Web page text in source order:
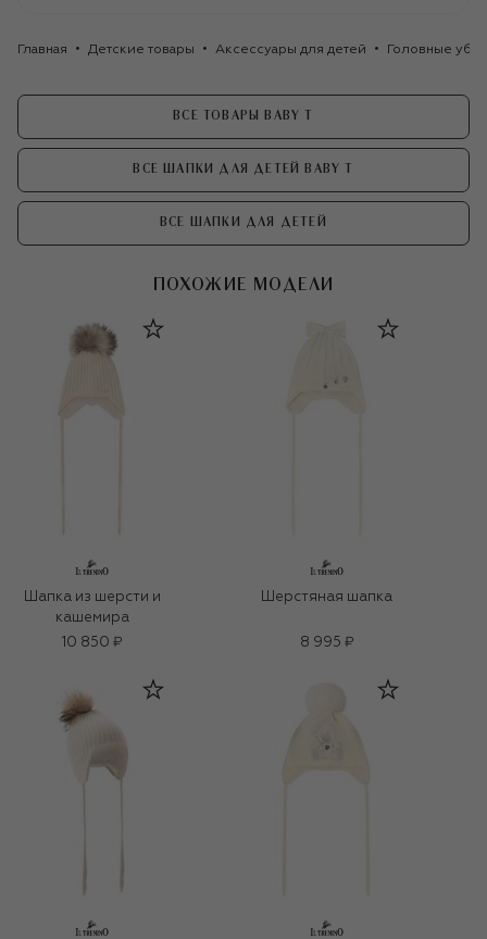
Главная Детские товары Аксессуары для детей Головные
ВСЕ ТОВАРЫ BABY T
ВСЕ ШАПКИ ДЛЯ ДЕТЕЙ BABY T
ВСЕ ШАПКИ ДЛЯ ДЕТЕЙ
ПОХОЖИЕ МОДЕЛИ
Шапка из шерсти и
кашемира
10 850 ₽
Шерстяная шапка
8 995 ₽